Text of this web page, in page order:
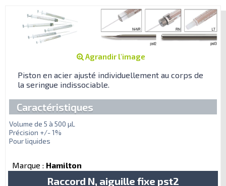
Agrandir l'image
Piston en acier ajusté individuellement au corps de
la seringue indissociable.
Caractéristiques
Volume de 5 à 500 µL
Précision +/- 1%
Pour liquides
Marque : Hamilton
Raccord N, aiguille fixe pst2